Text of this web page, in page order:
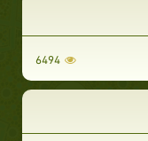
6494